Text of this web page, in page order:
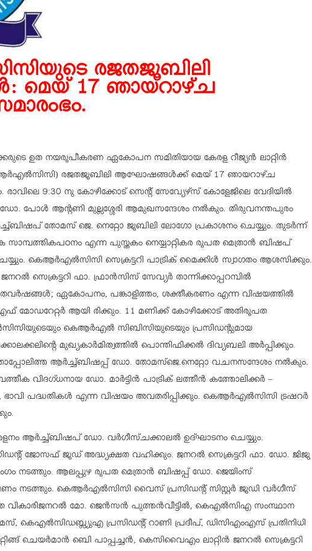
രജതജൂബിലി
17 ഞായറാഴ്ച
ഉത നയരൂപീകരണ ഏകോപന സമിതിയായ കേരള റീജ്യന്‍ ലാറ്റിന്‍
രജതജൂബിലി ആഘോഷങ്ങള്‍ക്ക് മെയ് 17 ഞായറാഴ്ച
രാവിലെ 9:30 നു കോഴിക്കോട് സെന്റ് സേവ്യേഴ്‌സ് കോളേജിലെ വേദിയില്‍
പോള്‍ ആന്റണി മുല്ലശ്ശേരി ആമുഖസന്ദേശം നല്‍കും. തിരുവനന്തപുരം
തോമസ് ജെ. നെറ്റോ ജൂബിലി ലോഗോ പ്രകാശനം ചെയ്യും. തുടര്‍ന്ന്
എന്ന പുസ്തകം നെയ്യാറ്റികര രൂപത മെത്രാന്‍ ബിഷപ്
കെആര്‍എല്‍സിസി സെക്രട്ടറി പാട്രിക് മൈക്കിള്‍ സ്വാഗതം ആശസിക്കും.
സെക്രട്ടറി ഫാ. ഫ്രാന്‍സിസ് സേവ്യര്‍ താന്നിക്കാപ്പറമ്പില്‍
ഏകോപനം, പങ്കാളിത്തം, ശക്തീകരണം എന്ന വിഷയത്തില്‍
മോഡറേറ്റര്‍ ആയി രിക്കും. 11 മണിക്ക് കോഴിക്കോട് അതിരൂപത
കെആര്‍എല്‍ സിബിസിയുടെയും പ്രസിഡന്റുമായ
മുഖ്യകാര്‍മിത്വത്തില്‍ പൊന്തിഫിക്കല്‍ ദിവ്യബലി അര്‍പ്പിക്കും.
ആര്‍ച്ച്ബിഷപ്പ് ഡോ. തോമസ്‌ജെ.നെറ്റോ വചനസന്ദേശം നല്‍കും.
വിദഗ്ധനായ ഡോ. മാര്‍ട്ടിന്‍ പാട്രിക് ലത്തീന്‍ കത്തോലിക്കര്‍ –
ഭാവി പദ്ധതികള്‍ എന്ന വിഷയം അവതരിപ്പിക്കും. കെആര്‍എല്‍സിസി ട്രഷറര്‍
ആര്‍ച്ച്ബിഷപ് ഡോ. വര്‍ഗീസ്ചക്കാലല്‍ ഉദ്ഘാടനം ചെയ്യും.
ജോസഫ് ജൂഡ് അദ്ധ്യക്ഷത വഹിക്കും. ജനറല്‍ സെക്രട്ടറി ഫാ. ഡോ. ജിജു
നടത്തും. ആലപ്പുഴ രൂപത മെത്രാന്‍ ബിഷപ്പ് ഡോ. ജെയിംസ്
നടത്തും. കെആര്‍എല്‍സിസി വൈസ് പ്രസിഡന്റ് സിസ്റ്റര്‍ ജൂഡി വര്‍ഗീസ്
മോ. ജെന്‍സന്‍ പുത്തന്‍വീട്ടില്‍, കെഎല്‍സിഎ സംസ്ഥാന
കെഎല്‍സിഡബ്ല്യുഎ പ്രസിഡന്റ് റാണി പ്രദീപ്, ഡിസിഎംഎസ് പ്രതിനിധി
ചെയര്‍മാന്‍ ബെി പാപ്പച്ചന്‍, കെസിവൈഎം ലാറ്റിന്‍ ജനറല്‍ സെക്രട്ടറി